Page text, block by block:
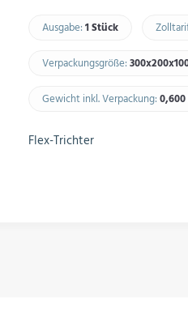
Ausgabe:1 Stück
Verpackungsgröße:
Gewicht inkl. Verpackung:
Flex-Trichter